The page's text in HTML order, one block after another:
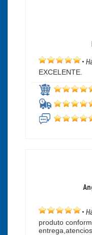
•
EXCELENTE.
•
produto